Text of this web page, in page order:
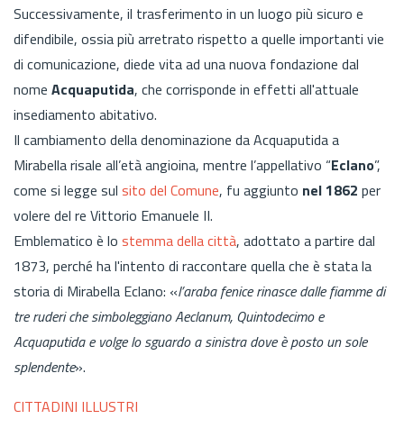
Successivamente, il trasferimento in un luogo più sicuro e
difendibile, ossia più arretrato rispetto a quelle importanti vie
di comunicazione, diede vita ad una nuova fondazione dal
nome Acquaputida, che corrisponde in effetti all'attuale
insediamento abitativo.
Il cambiamento della denominazione da Acquaputida a
Mirabella risale all’età angioina, mentre l’appellativo “Eclano”,
come si legge sul sito del Comune, fu aggiunto nel 1862 per
volere del re Vittorio Emanuele II.
Emblematico è lo stemma della città, adottato a partire dal
1873, perché ha l'intento di raccontare quella che è stata la
storia di Mirabella Eclano: «l’araba fenice rinasce dalle fiamme di
tre ruderi che simboleggiano Aeclanum, Quintodecimo e
Acquaputida e volge lo sguardo a sinistra dove è posto un sole
splendente».
CITTADINI ILLUSTRI